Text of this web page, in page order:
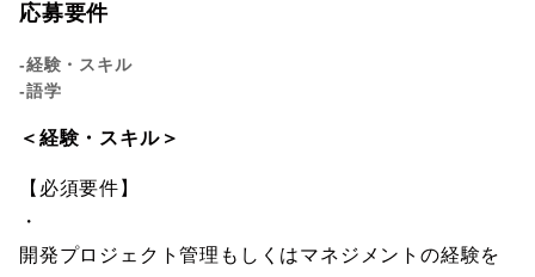
応募要件
-経験・スキル
-語学
＜経験・スキル＞
【必須要件】
・
開発プロジェクト管理もしくはマネジメントの経験を